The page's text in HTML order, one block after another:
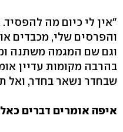
"אין לי כיום מה
והפרסים שלי, מכבדים
וגם שם המגמה משתנה
בהרבה מקומות עדיין
שבחדר נשאר בחדר, ואל
איפה אומרים דברים